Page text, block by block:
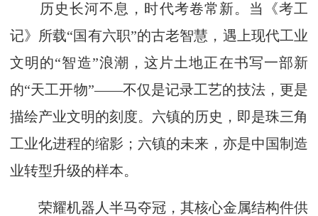
历史长河不息，时代考卷常新。当《考工
记》所载“国有六职”的古老智慧，遇上现代工业
文明的“智造”浪潮，这片土地正在书写一部新
的“天工开物”——不仅是记录工艺的技法，更是
描绘产业文明的刻度。六镇的历史，即是珠三角
工业化进程的缩影；六镇的未来，亦是中国制造
业转型升级的样本。
荣耀机器人半马夺冠，其核心金属结构件供